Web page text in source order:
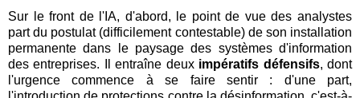
Sur le front de l'IA, d'abord, le point de vue des analystes
part du postulat (difficilement contestable) de son installation
permanente dans le paysage des systèmes d'information
des entreprises. Il entraîne deux impératifs défensifs, dont
l'urgence commence à se faire sentir : d'une part,